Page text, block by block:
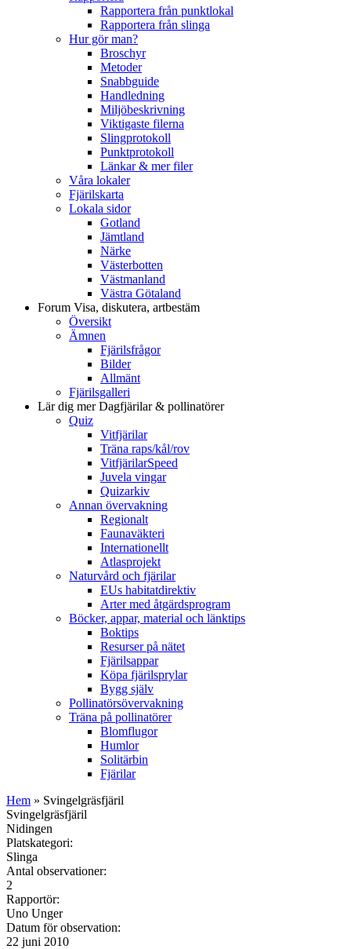
Rapportera från punktlokal
Rapportera från slinga
Hur gör man?
Broschyr
Metoder
Snabbguide
Handledning
Miljöbeskrivning
Viktigaste filerna
Slingprotokoll
Punktprotokoll
Länkar & mer filer
Våra lokaler
Fjärilskarta
Lokala sidor
Gotland
Jämtland
Närke
Västerbotten
Västmanland
Västra Götaland
Forum Visa, diskutera, artbestäm
Översikt
Ämnen
Fjärilsfrågor
Bilder
Allmänt
Fjärilsgalleri
Lär dig merDagfjärilar & pollinatörer
Quiz
Vitfjärilar
Träna raps/kål/rov
VitfjärilarSpeed
Juvela vingar
Quizarkiv
Annan övervakning
Regionalt
Faunaväkteri
Internationellt
Atlasprojekt
Naturvård och fjärilar
EUs habitatdirektiv
Arter med åtgärdsprogram
Böcker, appar, material och länktips
Boktips
Resurser på nätet
Fjärilsappar
Köpa fjärilsprylar
Bygg själv
Pollinatörsövervakning
Träna på pollinatörer
Blomflugor
Humlor
Solitärbin
Fjärilar
Hem » Svingelgräsfjäril
Svingelgräsfjäril
Nidingen
Platskategori:
Slinga
Antal observationer:
2
Rapportör:
Uno Unger
Datum för observation:
22 juni 2010